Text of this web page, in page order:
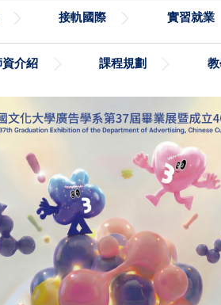
接軌國際 實習就業
資介紹 課程規劃